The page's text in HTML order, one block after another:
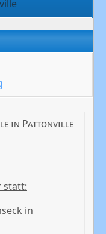
in Pattonville
statt:
in